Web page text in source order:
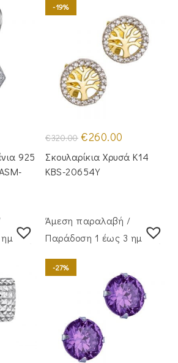
925
-19%
€320.00 Original
price
was:
€320.00.
€260.00
τιμή
είναι:
Σκουλαρίκια Χρυσά Κ14
KBS-20654Y
Άμεση παραλαβή /
Παράδoση 1 έως 3 ημέρες
-27%